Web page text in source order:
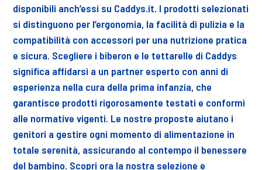
disponibili anch’essi su Caddys.it. I prodotti selezionati
si distinguono per l’ergonomia, la facilità di pulizia e la
compatibilità con accessori per una nutrizione pratica
e sicura. Scegliere i biberon e le tettarelle di Caddys
significa affidarsi a un partner esperto con anni di
esperienza nella cura della prima infanzia, che
garantisce prodotti rigorosamente testati e conformi
alle normative vigenti. Le nostre proposte aiutano i
genitori a gestire ogni momento di alimentazione in
totale serenità, assicurando al contempo il benessere
del bambino. Scopri ora la nostra selezione e